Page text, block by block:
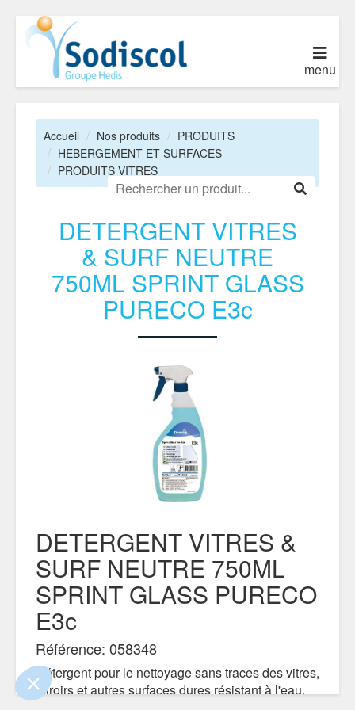
de ce site vous intéresse
aimerait bien vous accompagner
par
menu
Accueil Nos produits
PRODUITS
HEBERGEMENT ET SURFACES
PRODUITS VITRES
DETERGENT VITRES
& SURF NEUTRE
750ML SPRINT GLASS
PURECO E3c
DETERGENT VITRES &
SURF NEUTRE 750ML
SPRINT GLASS PURECO
E3c
Référence: 058348
Détergent pour le nettoyage sans traces des vitres,
miroirs et autres surfaces dures résistant à l'eau.